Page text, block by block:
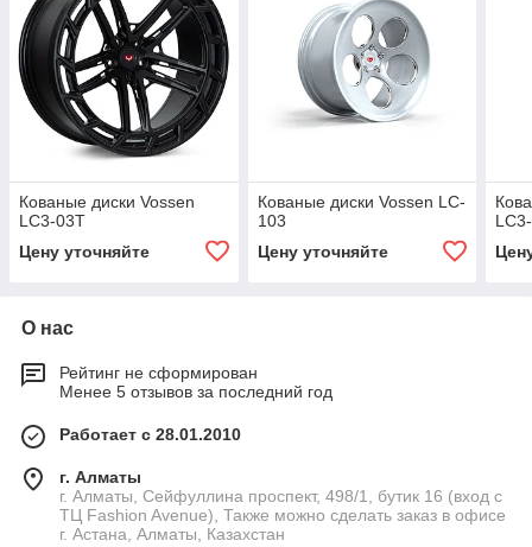
Кованые диски Vossen
LC3-03T
Цену уточняйте
Кованые диски Vossen LC-
103
Цену уточняйте
О нас
Рейтинг не сформирован
Менее 5 отзывов за последний год
Работает с 28.01.2010
г. Алматы
г. Алматы, Сейфуллина проспект, 498/1, бутик 16 (вход с
ТЦ Fashion Avenue), Также можно сделать заказ в офисе
г. Астана, Алматы, Казахстан